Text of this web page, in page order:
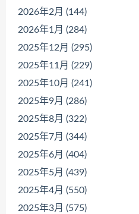
2026年2月 (144)
2026年1月 (284)
2025年12月 (295)
2025年11月 (229)
2025年10月 (241)
2025年9月 (286)
2025年8月 (322)
2025年7月 (344)
2025年6月 (404)
2025年5月 (439)
2025年4月 (550)
2025年3月 (575)